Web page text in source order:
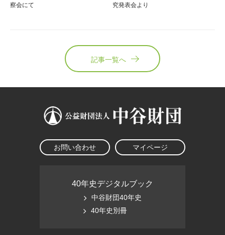
察会にて
究発表会より
記事一覧へ
お問い合わせ マイページ
40年史デジタルブック
中谷財団40年史
40年史別冊